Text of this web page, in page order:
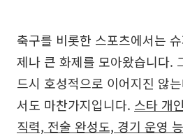
축구를 비롯한 스포츠에서는
제나 큰 화제를 모아왔습니다.
드시 호성적으로 이어지진 않
서도 마찬가지입니다. 스타 개
직력, 전술 완성도, 경기 운영